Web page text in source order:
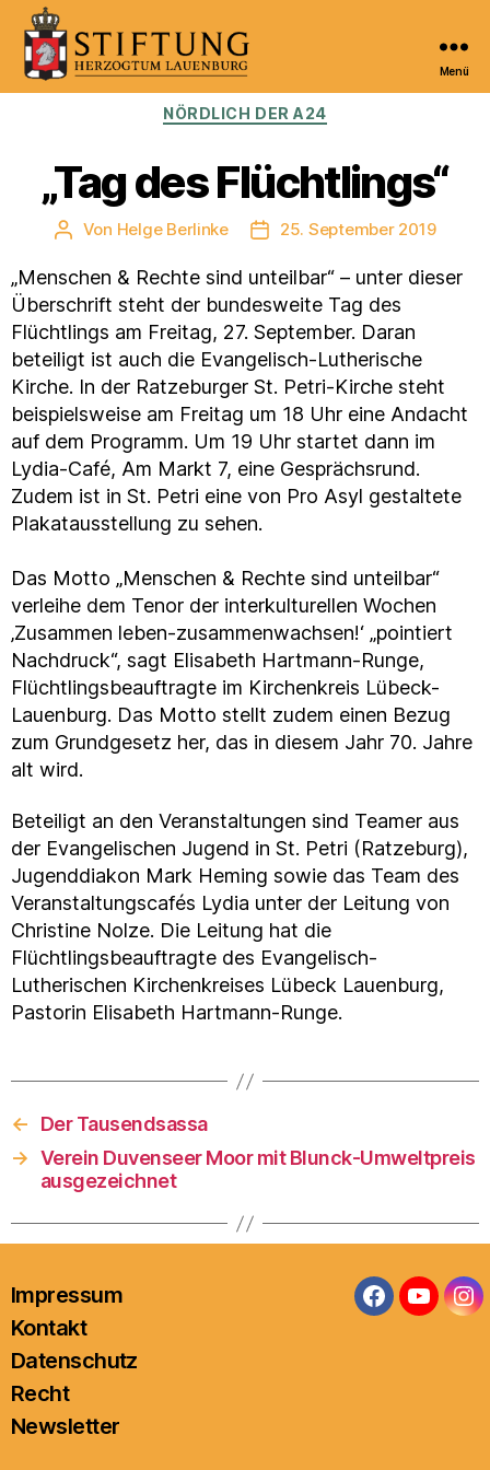
Kulturportal
Herzogtum
Lauenburg
Menü
Kategorien
NÖRDLICH DER A24
„Tag des Flüchtlings“
Beitragsautor
Von Helge Berlinke Veröffentlichungsdatum
25. September 2019
„Menschen & Rechte sind unteilbar“ – unter dieser
Überschrift steht der bundesweite Tag des
Flüchtlings am Freitag, 27. September. Daran
beteiligt ist auch die Evangelisch-Lutherische
Kirche. In der Ratzeburger St. Petri-Kirche steht
beispielsweise am Freitag um 18 Uhr eine Andacht
auf dem Programm. Um 19 Uhr startet dann im
Lydia-Café, Am Markt 7, eine Gesprächsrund.
Zudem ist in St. Petri eine von Pro Asyl gestaltete
Plakatausstellung zu sehen.
Das Motto „Menschen & Rechte sind unteilbar“
verleihe dem Tenor der interkulturellen Wochen
‚Zusammen leben-zusammenwachsen!‘ „pointiert
Nachdruck“, sagt Elisabeth Hartmann-Runge,
Flüchtlingsbeauftragte im Kirchenkreis Lübeck-
Lauenburg. Das Motto stellt zudem einen Bezug
zum Grundgesetz her, das in diesem Jahr 70. Jahre
alt wird.
Beteiligt an den Veranstaltungen sind Teamer aus
der Evangelischen Jugend in St. Petri (Ratzeburg),
Jugenddiakon Mark Heming sowie das Team des
Veranstaltungscafés Lydia unter der Leitung von
Christine Nolze. Die Leitung hat die
Flüchtlingsbeauftragte des Evangelisch-
Lutherischen Kirchenkreises Lübeck Lauenburg,
Pastorin Elisabeth Hartmann-Runge.
←
Der Tausendsassa
→ Verein Duvenseer Moor mit Blunck-Umweltpreis
ausgezeichnet
Impressum
Kontakt
Datenschutz
Recht
Newsletter
Facebook